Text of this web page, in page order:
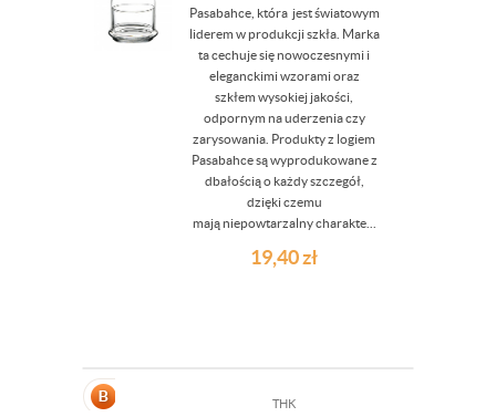
Pasabahce, która jest światowym
liderem w produkcji szkła. Marka
ta cechuje się nowoczesnymi i
eleganckimi wzorami oraz
szkłem wysokiej jakości,
odpornym na uderzenia czy
zarysowania. Produkty z logiem
Pasabahce są wyprodukowane z
dbałością o każdy szczegół,
dzięki czemu
mają niepowtarzalny charakte...
19,40zł
THK